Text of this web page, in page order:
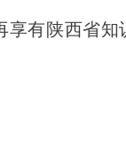
有陕西省